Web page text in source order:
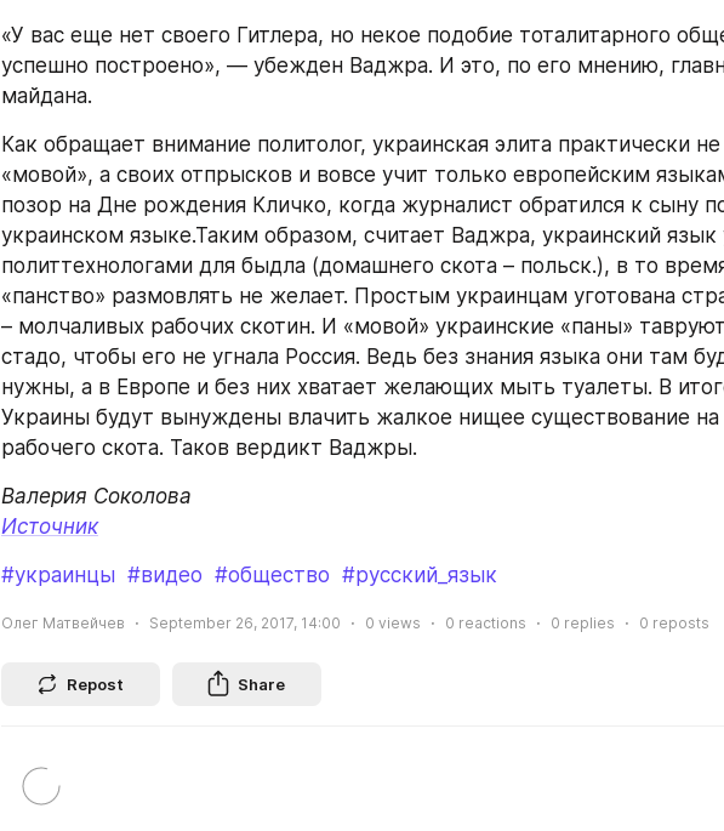
«У вас еще нет своего Гитлера, но некое подобие тоталитарного
успешно построено», — убежден Ваджра. И это, по его мнению,
майдана.
Как обращает внимание политолог, украинская элита практически
«мовой», а своих отпрысков и вовсе учит только европейским
позор на Дне рождения Кличко, когда журналист обратился к сыну
украинском языке.Таким образом, считает Ваджра, украинский язык
политтехнологами для быдла (домашнего скота – польск.), в то
«панство» размовлять не желает. Простым украинцам уготована
– молчаливых рабочих скотин. И «мовой» украинские «паны»
стадо, чтобы его не угнала Россия. Ведь без знания языка они там
нужны, а в Европе и без них хватает желающих мыть туалеты. В
Украины будут вынуждены влачить жалкое нищее существование
рабочего скота. Таков вердикт Ваджры.
Валерия Соколова
Источник
#украинцы #видео #общество #русский_язык
Олег Матвейчев September 26, 2017, 14:00 0 views 0 reactions 0 replies 0 reposts
Repost Share